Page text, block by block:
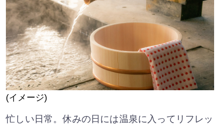
(イメージ)
忙しい日常。休みの日には温泉に入ってリフレッ